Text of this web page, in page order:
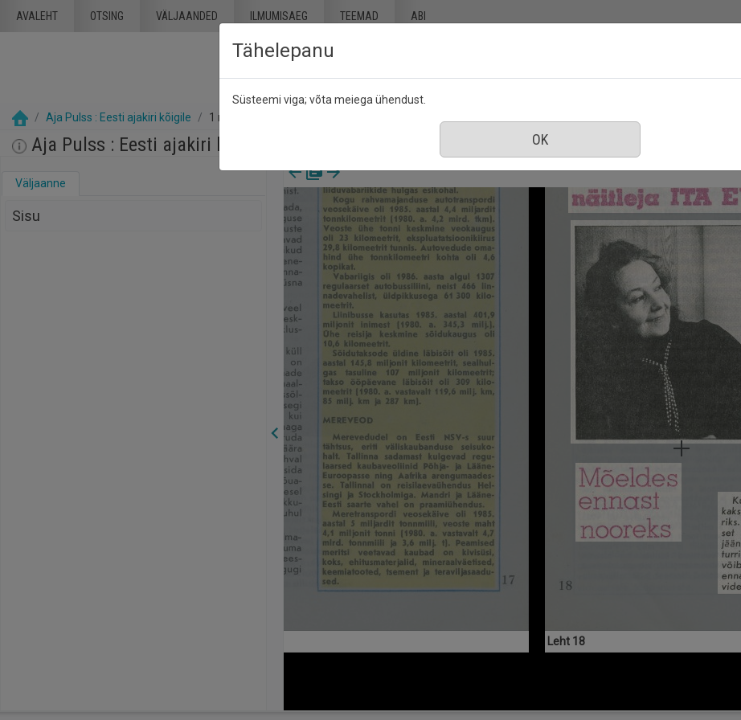
AVALEHT OTSING VÄLJAANDED ILMUMISAEG TEEMAD ABI
Aja Pulss : Eesti ajakiri kõigile 1 märts 1987
Aja Pulss : Eesti ajakiri kõigile, nr. 5, 1 märts 1987
Väljaanne
Sisu
Leht 18
Tähelepanu
Süsteemi viga; võta meiega ühendust.